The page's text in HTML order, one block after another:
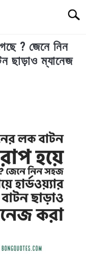
? জেনে নিন
ছাড়াও ম্যানেজ